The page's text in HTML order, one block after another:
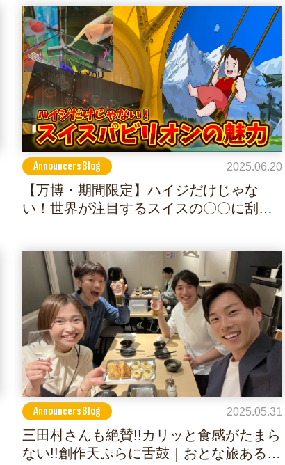
Announcers Blog 2025.06.20
【万博・期間限定】ハイジだけじゃな
い！世界が注目するスイスの〇〇に刮目
Announcers Blog 2025.05.31
三田村さんも絶賛!!カリッと食感がたまら
ない!!創作天ぷらに舌鼓｜おとな旅あるき